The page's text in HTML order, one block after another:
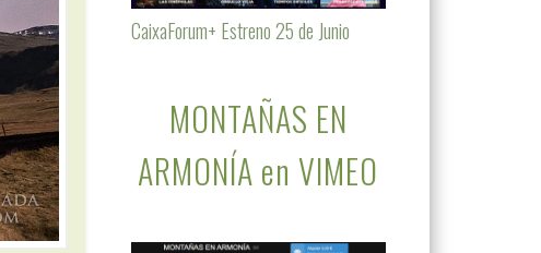
CaixaForum+ Estreno 25 de Junio
MONTAÑAS EN
ARMONÍA en VIMEO